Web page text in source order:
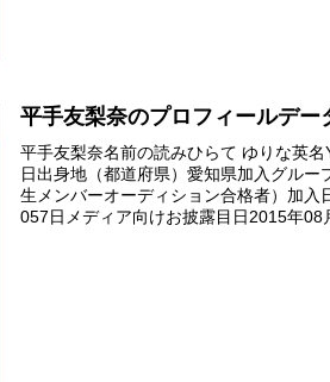
平手友梨奈のプロフィールデー
平手友梨奈名前の読みひらて ゆりな英
日出身地（都道府県）愛知県加入グル
生メンバーオーディション合格者）加
057日メディア向けお披露目日2015年08